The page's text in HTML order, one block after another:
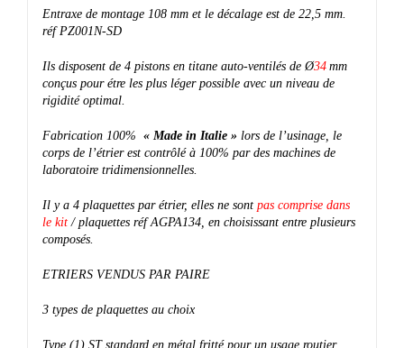
Entraxe de montage 108 mm et le décalage est de 22,5 mm.
réf PZ001N-SD
Ils disposent de 4 pistons en titane auto-ventilés de Ø34mm
conçus pour étre les plus léger possible avec un niveau de
rigidité optimal.
Fabrication 100% « Made in Italie » lors de l’usinage, le
corps de l’étrier est contrôlé à 100% par des machines de
laboratoire tridimensionnelles.
Il y a 4 plaquettes par étrier, elles ne sontpas comprise dans
le kit/ plaquettes réf AGPA134, en choisissant entre plusieurs
composés.
ETRIERS VENDUS PAR PAIRE
3 types de plaquettes au choix
Type (1) ST standard en métal fritté pour un usage routier